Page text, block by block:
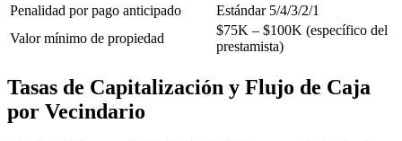
Penalidad por pago anticipado
Estándar 5/4/3/2/1
Valor mínimo de propiedad
$75K – $100K (específico del
prestamista)
Tasas de Capitalización y Flujo de Caja
por Vecindario